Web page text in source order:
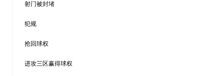
射门被封堵
犯规
抢回球权
进攻三区赢得球权